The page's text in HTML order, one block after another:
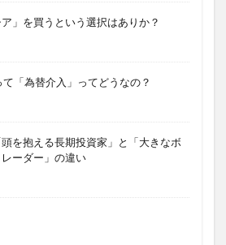
」を買うという選択はありか？
「為替介入」ってどうなの？
を抱える長期投資家」と「大きなボ
ーダー」の違い